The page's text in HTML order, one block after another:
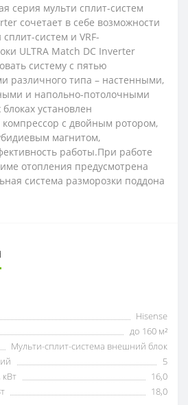
серия мульти сплит-систем
сочетает в себе возможности
систем и VRF-
ULTRA Match DC Inverter
систему с пятью
различного типа – настенными,
и напольно-потолочными
установлен
с двойным ротором,
магнитом,
работы.При работе
отопления предусмотрена
система разморозки поддона
Hisense
до 160 м²
Мульти-сплит-система внешний блок
5
16,0
18,0